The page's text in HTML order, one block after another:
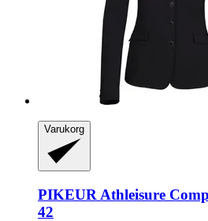
Varukorg
PIKEUR Athleisure
42